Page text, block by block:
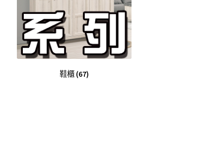
鞋櫃 (67)